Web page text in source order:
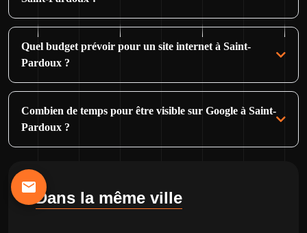
Quel budget prévoir pour un site internet à Saint-
Pardoux ?
Combien de temps pour être visible sur Google à Saint-
Pardoux ?
Dans la même ville